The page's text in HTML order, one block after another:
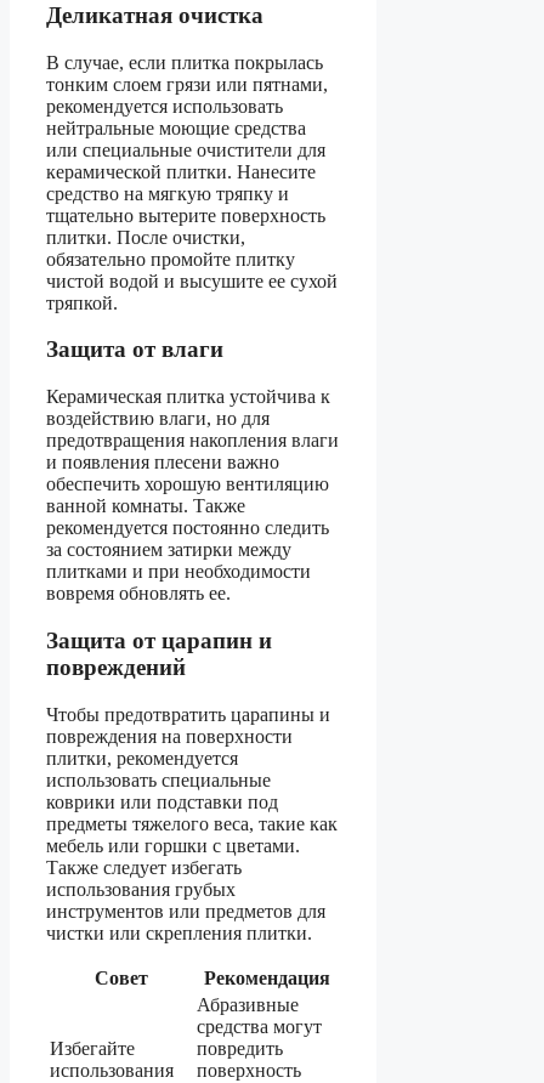
Деликатная очистка
В случае, если плитка покрылась
тонким слоем грязи или пятнами,
рекомендуется использовать
нейтральные моющие средства
или специальные очистители для
керамической плитки. Нанесите
средство на мягкую тряпку и
тщательно вытерите поверхность
плитки. После очистки,
обязательно промойте плитку
чистой водой и высушите ее сухой
тряпкой.
Защита от влаги
Керамическая плитка устойчива к
воздействию влаги, но для
предотвращения накопления влаги
и появления плесени важно
обеспечить хорошую вентиляцию
ванной комнаты. Также
рекомендуется постоянно следить
за состоянием затирки между
плитками и при необходимости
вовремя обновлять ее.
Защита от царапин и
повреждений
Чтобы предотвратить царапины и
повреждения на поверхности
плитки, рекомендуется
использовать специальные
коврики или подставки под
предметы тяжелого веса, такие как
мебель или горшки с цветами.
Также следует избегать
использования грубых
инструментов или предметов для
чистки или скрепления плитки.
Совет Рекомендация
Избегайте
использования
Абразивные
средства могут
повредить
поверхность